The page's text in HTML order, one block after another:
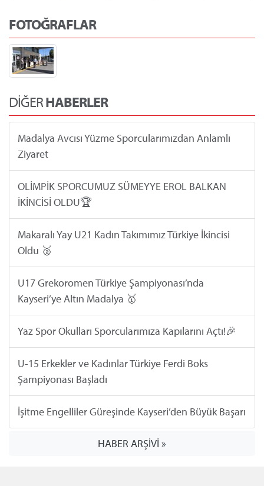
FOTOĞRAFLAR
DİĞERHABERLER
Madalya Avcısı Yüzme Sporcularımızdan Anlamlı
Ziyaret
OLİMPİK SPORCUMUZ SÜMEYYE EROL BALKAN
İKİNCİSİ OLDU🏆
Makaralı Yay U21 Kadın Takımımız Türkiye İkincisi
Oldu 🥈
U17 Grekoromen Türkiye Şampiyonası’nda
Kayseri’ye Altın Madalya 🥇
Yaz Spor Okulları Sporcularımıza Kapılarını Açtı!🎉
U-15 Erkekler ve Kadınlar Türkiye Ferdi Boks
Şampiyonası Başladı
İşitme Engelliler Güreşinde Kayseri’den Büyük Başarı
HABER ARŞİVİ »